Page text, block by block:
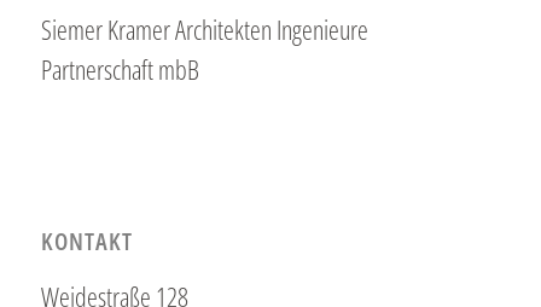
Siemer Kramer Architekten Ingenieure
Partnerschaft mbB
KONTAKT
Weidestraße 128